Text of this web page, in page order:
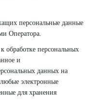
персональные данные
Оператора.
персональных
и
данных на
электронные
для хранения